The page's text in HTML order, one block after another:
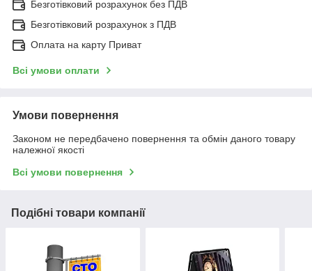
Безготівковий розрахунок без ПДВ
Безготівковий розрахунок з ПДВ
Оплата на карту Приват
Всі умови оплати
Умови повернення
Законом не передбачено повернення та обмін даного товару
належної якості
Всі умови повернення
Подібні товари компанії